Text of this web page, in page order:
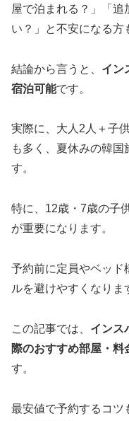
屋で泊まれる？」「
い？」と不安になる方
結論から言うと、 イン
宿泊可能です。
実際に、大人2人＋子
も多く、夏休みの韓国
す。
特に、12歳・7歳の子
が重要になります。
予約前に定員やベッド
ルを避けやすくなりま
この記事では、 インス
際のおすすめ部屋・料
す。
最安値で予約するコツ